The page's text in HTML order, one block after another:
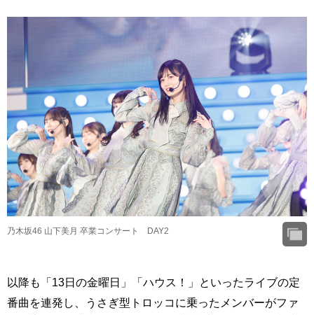
乃木坂46 山下美月 卒業コンサート DAY2
以降も「13日の金曜日」「ハウス！」といったライブの定
番曲を連発し、うさぎ型トロッコに乗ったメンバーがファ